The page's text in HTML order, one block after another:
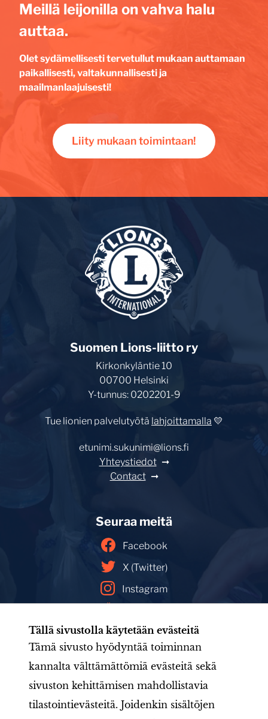
Tällä sivustolla käytetään evästeitä
Tämä sivusto hyödyntää toiminnan
kannalta välttämättömiä evästeitä sekä
sivuston kehittämisen mahdollistavia
tilastointievästeitä. Joidenkin sisältöjen
Meillä leijonilla on vahva halu
auttaa.
Olet sydämellisesti tervetullut mukaan auttamaan
paikallisesti, valtakunnallisesti ja
maailmanlaajuisesti!
Liity mukaan toimintaan!
Suomen Lions-liitto ry
Kirkonkyläntie 10
00700 Helsinki
Y-tunnus: 0202201-9
Tue lionien palvelutyötä lahjoittamalla 💛
etunimi.sukunimi@lions.fi
Yhteystiedot
Contact
Seuraa meitä
Facebook
X (Twitter)
Instagram
Facebookin mainoskirjasto